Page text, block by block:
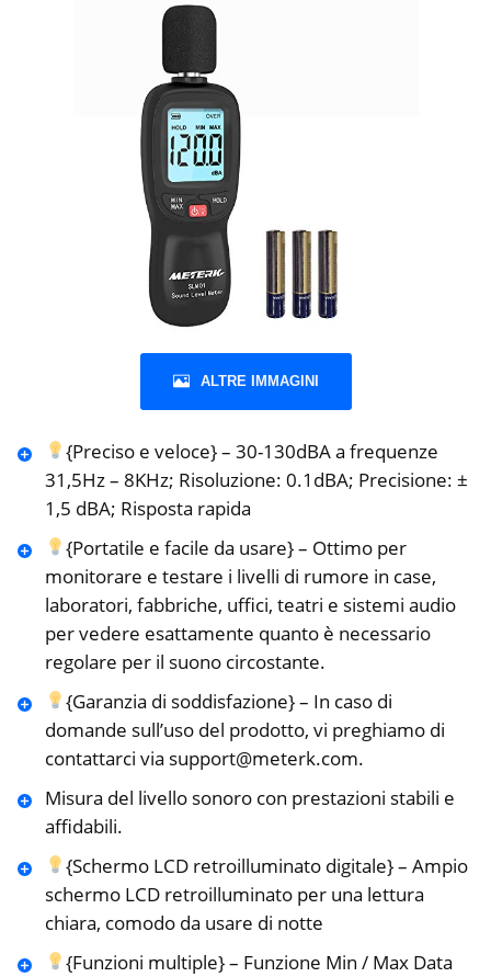
ALTRE IMMAGINI
{Preciso e veloce} – 30-130dBA a frequenze
31,5Hz – 8KHz; Risoluzione: 0.1dBA; Precisione: ±
1,5 dBA; Risposta rapida
{Portatile e facile da usare} – Ottimo per
monitorare e testare i livelli di rumore in case,
laboratori, fabbriche, uffici, teatri e sistemi audio
per vedere esattamente quanto è necessario
regolare per il suono circostante.
{Garanzia di soddisfazione} – In caso di
domande sull’uso del prodotto, vi preghiamo di
contattarci via support@meterk.com.
Misura del livello sonoro con prestazioni stabili e
affidabili.
{Schermo LCD retroilluminato digitale} – Ampio
schermo LCD retroilluminato per una lettura
chiara, comodo da usare di notte
{Funzioni multiple} – Funzione Min / Max Data